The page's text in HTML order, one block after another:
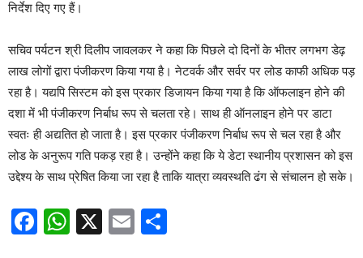
निर्देश दिए गए हैं।
सचिव पर्यटन श्री दिलीप जावलकर ने कहा ‌कि पिछले दो दिनों के भीतर लगभग डेढ़
लाख लोगों द्वारा पंजीकरण किया गया है। नेटवर्क और सर्वर पर लोड काफी अधिक पड़
रहा है। यद्यपि सिस्टम को इस प्रकार डिजायन किया गया है कि ऑफलाइन होने की
दशा में भी पंजीकरण निर्बाध रूप से चलता रहे। साथ ही ऑनलाइन होने पर डाटा
स्वतः ‌ही अद्यतित हो जाता है। इस प्रकार पंजीकरण निर्बाध रूप से चल रहा है और
लोड के अनुरूप गति पकड़ रहा है। उन्होंने कहा कि ये डेटा स्थानीय प्रशासन को इस
उद्देश्य के साथ प्रेषित किया जा रहा है ताकि यात्रा व्यवस्थति ढंग से संचालन हो सके।
Facebook
WhatsApp
X Email